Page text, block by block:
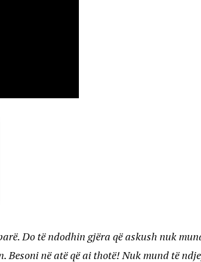
Do të ndodhin gjëra që askush nuk
Besoni në atë që ai thotë! Nuk mund të